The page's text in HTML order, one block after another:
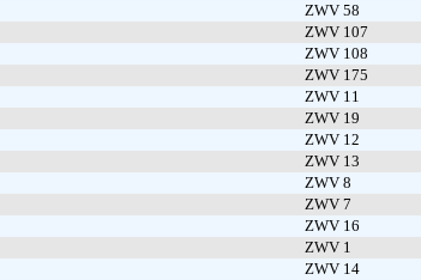
ZWV 58
ZWV 107
ZWV 108
ZWV 175
ZWV 11
ZWV 19
ZWV 12
ZWV 13
ZWV 8
ZWV 7
ZWV 16
ZWV 1
ZWV 14